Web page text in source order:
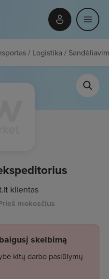
/ Logistika /
klientas
mokesčius
skelbimą
kitų darbo pasiūlymų